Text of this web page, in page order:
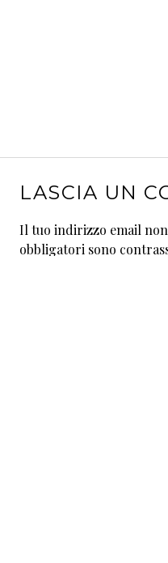
LASCIA UN
Il tuo indirizzo email
obbligatori sono